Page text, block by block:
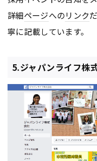
詳細ページへのリンク
寧に記載しています。
5.ジャパンライフ株